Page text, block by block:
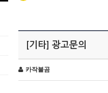
[기타] 광고문의
카작불곰